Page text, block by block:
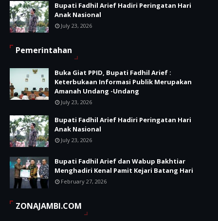
Bupati Fadhil Arief Hadiri Peringatan Hari
Anak Nasional
July 23, 2026
Pemerintahan
Buka Giat PPID, Bupati Fadhil Arief :
Keterbukaan Informasi Publik Merupakan
Amanah Undang -Undang
July 23, 2026
Bupati Fadhil Arief Hadiri Peringatan Hari
Anak Nasional
July 23, 2026
Bupati Fadhil Arief dan Wabup Bakhtiar
Menghadiri Kenal Pamit Kejari Batang Hari
February 27, 2026
ZONAJAMBI.COM